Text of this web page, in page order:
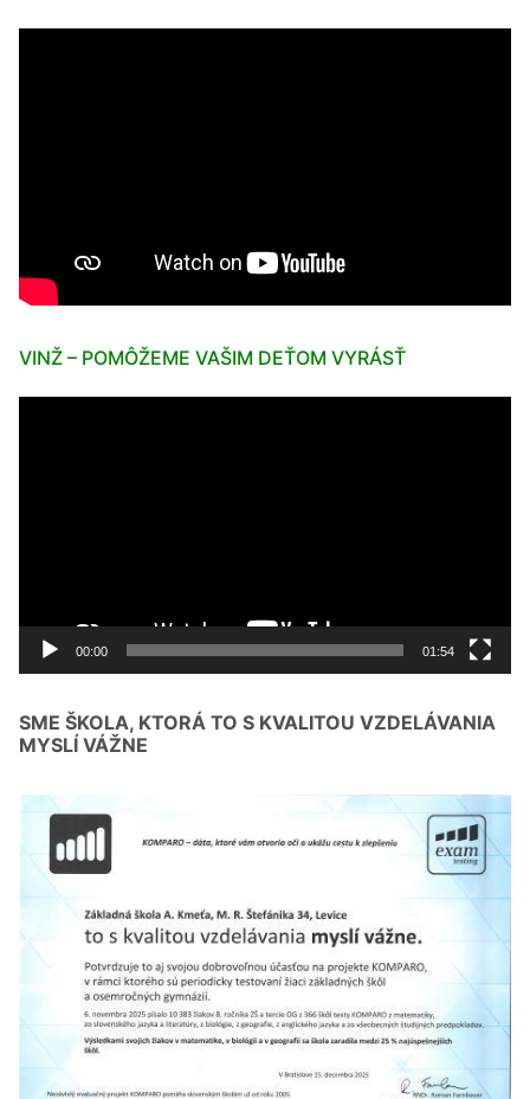
VINŽ – POMÔŽEME VAŠIM DEŤOM VYRÁSŤ
00:00 01:54
SME ŠKOLA, KTORÁ TO S KVALITOU VZDELÁVANIA
MYSLÍ VÁŽNE